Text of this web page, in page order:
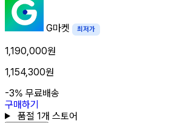
G마켓 최저가
1,190,000원
1,154,300원
-3% 무료배송
구매하기
품절 1개 스토어